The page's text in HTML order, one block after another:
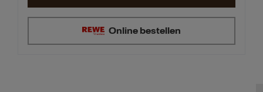
Online bestellen